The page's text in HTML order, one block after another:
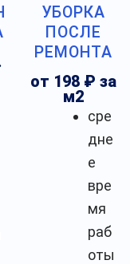
УБОРКА
ПОСЛЕ
РЕМОНТА
от 198 ₽ за
м2
сре
дне
е
вре
мя
раб
оты